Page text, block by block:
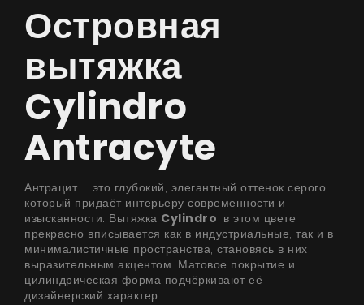
Островная
вытяжка
Cylindro
Antracyte
Антрацит – это глубокий, элегантный оттенок серого,
который придаёт интерьеру современности и
изысканности. Вытяжка Cylindro в этом цвете
прекрасно вписывается как в индустриальные, так и в
минималистичные пространства, становясь в них
выразительным акцентом. Матовое покрытие и
цилиндрическая форма подчёркивают её
дизайнерский характер.